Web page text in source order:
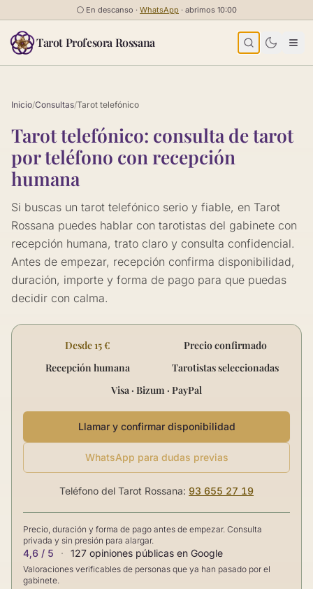
Saltar al contenido
⚪ En descanso · WhatsApp · abrimos 10:00
Tarot Profesora Rossana
Inicio/Consultas/Tarot telefónico
Tarot telefónico: consulta de tarot
por teléfono con recepción
humana
Si buscas un tarot telefónico serio y fiable, en Tarot
Rossana puedes hablar con tarotistas del gabinete con
recepción humana, trato claro y consulta confidencial.
Antes de empezar, recepción confirma disponibilidad,
duración, importe y forma de pago para que puedas
decidir con calma.
Desde 15 €
Precio confirmado
Recepción humana
Tarotistas seleccionadas
Visa · Bizum · PayPal
Llamar y confirmar disponibilidad
WhatsApp para dudas previas
Teléfono del Tarot Rossana: 93 655 27 19
Precio, duración y forma de pago antes de empezar. Consulta
privada y sin presión para alargar.
4,6 / 5 · 127 opiniones públicas en Google
Valoraciones verificables de personas que ya han pasado por el
gabinete.